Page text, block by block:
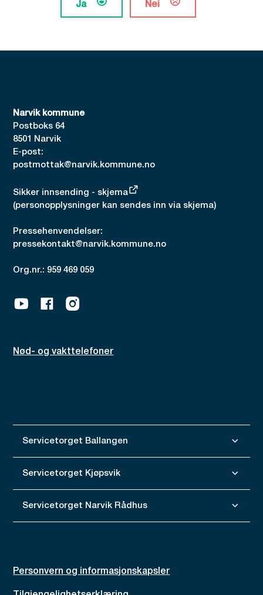
Ja Nei
Narvik kommune
Postboks 64
8501 Narvik
E-post:
postmottak@narvik.kommune.no
Sikker innsending - skjema
(personopplysninger kan sendes inn via skjema)
Pressehenvendelser:
pressekontakt@narvik.kommune.no
Org.nr.: 959 469 059
YoutubeFacebookInstagram
Nød- og vakttelefoner
Servicetorget Ballangen
Servicetorget Kjøpsvik
Servicetorget Narvik Rådhus
Personvern og informasjonskapsler